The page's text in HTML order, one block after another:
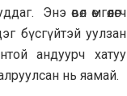
Энэ өвөл өмгөөлөгч
бүсгүйтэй уулзан
андуурч хатуу
нь яамай.